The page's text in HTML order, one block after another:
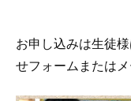
お申し込みは生徒
せフォームまたは